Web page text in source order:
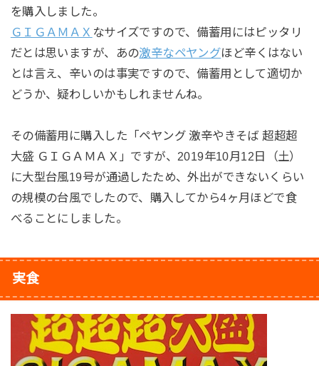
を購入しました。
ＧＩＧＡＭＡＸ なサイズですので、備蓄用にはピッタリ
だとは思いますが、あの激辛なペヤングほど辛くはない
とは言え、辛いのは事実ですので、備蓄用として適切か
どうか、疑わしいかもしれませんね。
その備蓄用に購入した「ペヤング 激辛やきそば 超超超
大盛 ＧＩＧＡＭＡＸ」ですが、2019年10月12日（土）
に大型台風19号が通過したため、外出ができないくらい
の規模の台風でしたので、購入してから4ヶ月ほどで食
べることにしました。
実食